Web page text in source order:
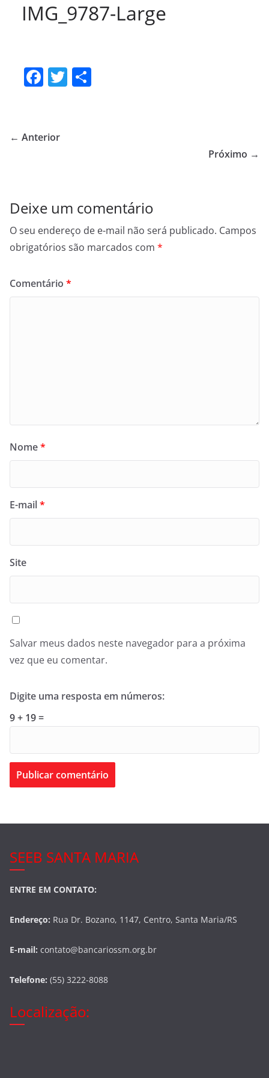
IMG_9787-Large
F
e
k
T
← Anterior
Próximo →
Deixe um comentário
O seu endereço de e-mail não será publicado. Campos
obrigatórios são marcados com *
Comentário *
Nome*
E-mail*
Site
Salvar meus dados neste navegador para a próxima
vez que eu comentar.
Digite uma resposta em números:
9 + 19 =
SEEB SANTA MARIA
ENTRE EM CONTATO:
Endereço: Rua Dr. Bozano, 1147, Centro, Santa Maria/RS
E-mail: contato@bancariossm.org.br
Telefone: (55) 3222-8088
Localização: